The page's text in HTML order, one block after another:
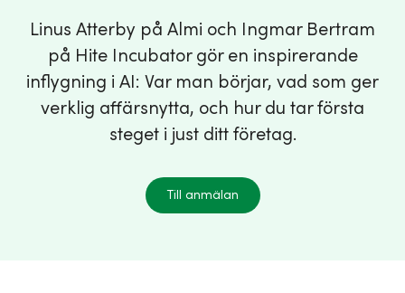
Linus Atterby på Almi och Ingmar Bertram
på Hite Incubator gör en inspirerande
inflygning i AI: Var man börjar, vad som ger
verklig affärsnytta, och hur du tar första
steget i just ditt företag.
Till anmälan